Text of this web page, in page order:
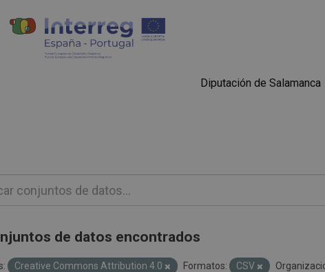
Diputación de Salamanca
de datos encontrados
Creative Commons Attribution 4.0 Formatos: CSV